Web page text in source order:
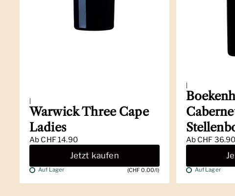
|
Warwick Three Cape
Ladies
Ab CHF 14.90
Jetzt kaufen
Auf Lager (CHF 0.00/l)
|
Ab CHF 36.90
Auf Lager